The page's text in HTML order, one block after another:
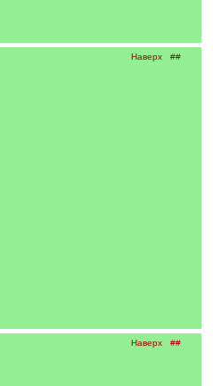
Наверх ##
Наверх ##